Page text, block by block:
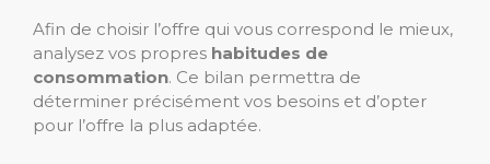
Afin de choisir l’offre qui vous correspond le mieux,
analysez vos propres habitudes de
consommation. Ce bilan permettra de
déterminer précisément vos besoins et d’opter
pour l’offre la plus adaptée.